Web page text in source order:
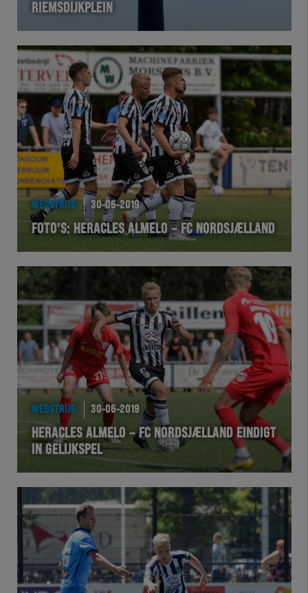
Foundation
Herakids
Team Zwart Wit
Futsal
eSports
Academie
RIEMSDIJKPLEIN
WEDSTRIJD 30-06-2019
FOTO’S: HERACLES ALMELO – FC NORDSJÆLLAND
WEDSTRIJD 30-06-2019
HERACLES ALMELO – FC NORDSJÆLLAND EINDIGT
IN GELIJKSPEL